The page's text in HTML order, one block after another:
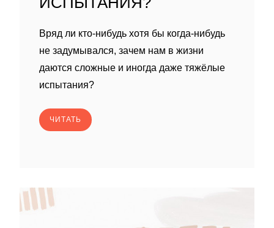
Вряд ли кто-нибудь хотя бы когда-нибудь
не задумывался, зачем нам в жизни
даются сложные и иногда даже тяжёлые
испытания?
ЧИТАТЬ